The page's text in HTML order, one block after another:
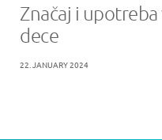
Značaj i
dece
22. JANUARY 2024